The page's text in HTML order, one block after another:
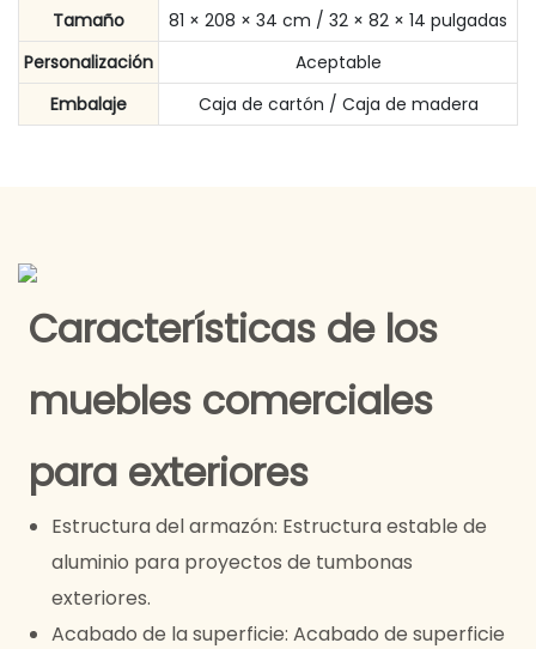
Tamaño
81 × 208 × 34 cm / 32 × 82 × 14 pulgadas
Personalización
Aceptable
Embalaje
Caja de cartón / Caja de madera
Características de los
muebles comerciales
para exteriores
Estructura del armazón: Estructura estable de
aluminio para proyectos de tumbonas
exteriores.
Acabado de la superficie: Acabado de superficie